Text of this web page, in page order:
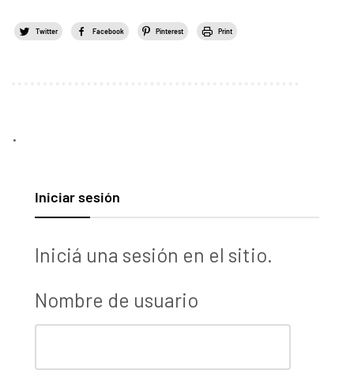
Twitter Facebook Pinterest Print
.
Iniciar sesión
Iniciá una sesión en el sitio.
Nombre de usuario